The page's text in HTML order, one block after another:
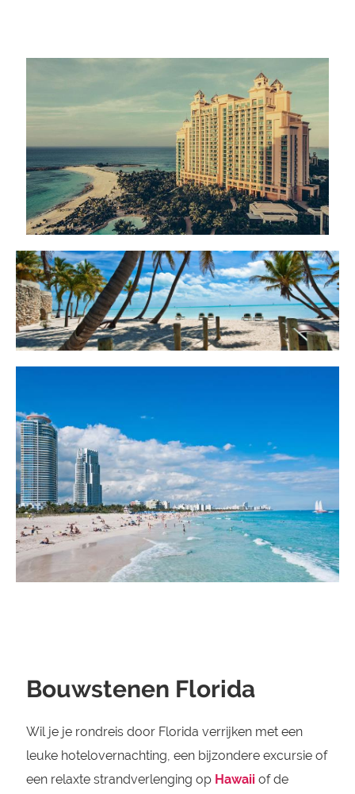
Bouwstenen Florida
Wil je je rondreis door Florida verrijken met een
leuke hotelovernachting, een bijzondere excursie of
een relaxte strandverlenging op Hawaiiof de